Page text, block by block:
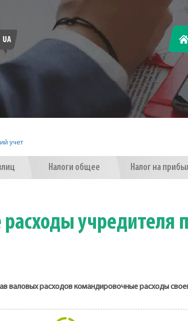
UA
учет
Налоги общее Налог на
учредителя
валовых расходов командировочные расходы